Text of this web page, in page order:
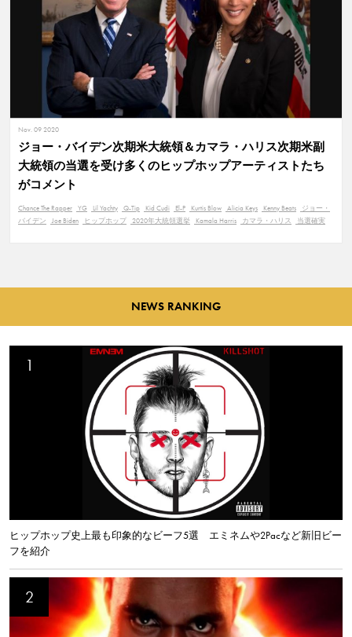
Nov. 09 2020
ジョー・バイデン次期米大統領＆カマラ・ハリス次期米副
大統領の当選を受け多くのヒップホップアーティストたち
がコメント
Chance The Rapper YG Lil Yachty Q-Tip Kid Cudi El-P Kurtis Blow Alicia Keys Kenny Beats
ジョー・
バイデン
Joe Biden ヒップホップ 2020年大統領選挙 Kamala Harris カマラ・ハリス 当選確実
NEWS RANKING
ヒップホップ史上最も印象的なビーフ5選 エミネムや2Pacなど新旧ビー
フを紹介